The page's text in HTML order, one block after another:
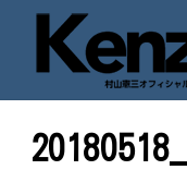
七転八起 –
村山憲三ウェブサイト